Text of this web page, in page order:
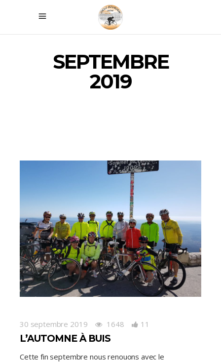
SEPTEMBRE
2019
30 septembre 2019 1648 11
L’AUTOMNE À BUIS
Cette fin septembre nous renouons avec le